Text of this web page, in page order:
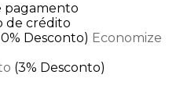
pagamento
de crédito
Desconto) Economize
(3% Desconto)